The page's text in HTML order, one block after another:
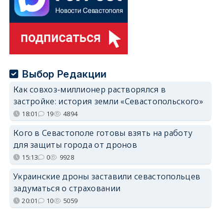
Выбор Редакции
Как совхоз-миллионер растворялся в
застройке: история земли «Севастопольского»
18:01 19 4894
Кого в Севастополе готовы взять на работу
для защиты города от дронов
15:13 0 9928
Украинские дроны заставили севастопольцев
задуматься о страховании
20:01 10 5059